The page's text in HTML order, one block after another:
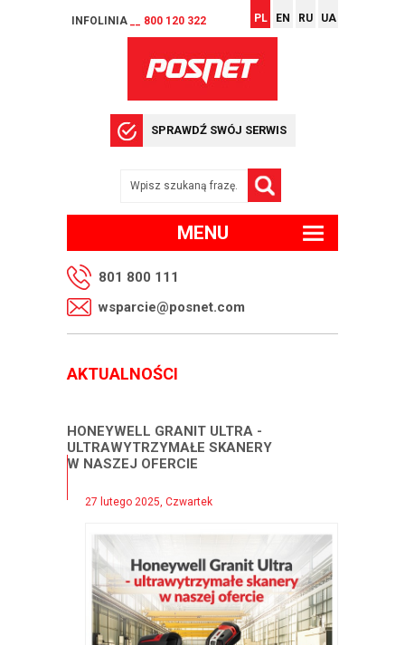
INFOLINIA __ 800 120 322 PL EN RU UA
SPRAWDŹ SWÓJ SERWIS
MENU
801 800 111
wsparcie@posnet.com
AKTUALNOŚCI
HONEYWELL GRANIT ULTRA -
ULTRAWYTRZYMAŁE SKANERY
W NASZEJ OFERCIE
27 lutego 2025, Czwartek